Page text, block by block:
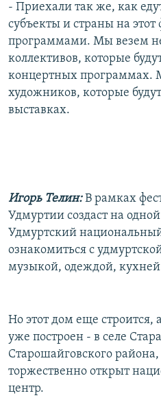
- Приехали так же, как
субъекты и страны на этот
программами. Мы везем
коллективов, которые
концертных программах.
художников, которые будут
выставках.
Игорь Телин: В рамках
Удмуртии создаст на
Удмуртский
ознакомиться с
музыкой, одеждой,
Но этот дом еще строится,
уже построен - в селе
Старошайговского
торжественно открыт
центр.